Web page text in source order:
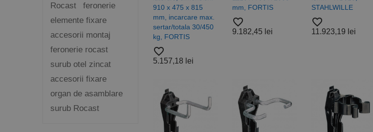
Rocast
feronerie
elemente fixare
accesorii montaj
feronerie rocast
surub otel zincat
accesorii fixare
organ de asamblare
surub Rocast
910 x 475 x 815
mm, incarcare max.
sertar/totala 30/450
kg, FORTIS
favorite_border
5.157,18 lei
mm, FORTIS
favorite_border
9.182,45 lei
STAHLWILLE
favorite_border
11.923,19 lei